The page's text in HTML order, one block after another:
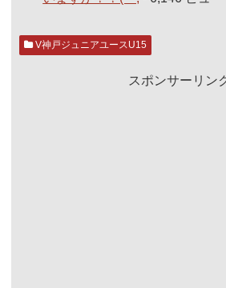
V神戸ジュニアユースU15
スポンサーリン